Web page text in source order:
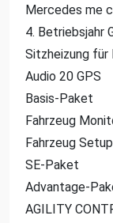
Mercedes me
4. Betriebsjahr
Sitzheizung für
Audio 20 GPS
Basis-Paket
Fahrzeug
Fahrzeug Setup
SE-Paket
Advantage-
AGILITY